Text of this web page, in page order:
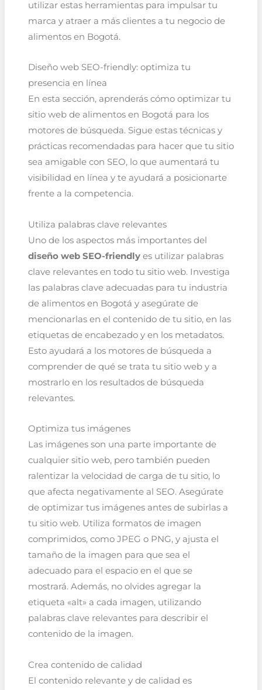
utilizar estas herramientas para impulsar tu
marca y atraer a más clientes a tu negocio de
alimentos en Bogotá.
Diseño web SEO-friendly: optimiza tu
presencia en línea
En esta sección, aprenderás cómo optimizar tu
sitio web de alimentos en Bogotá para los
motores de búsqueda. Sigue estas técnicas y
prácticas recomendadas para hacer que tu sitio
sea amigable con SEO, lo que aumentará tu
visibilidad en línea y te ayudará a posicionarte
frente a la competencia.
Utiliza palabras clave relevantes
Uno de los aspectos más importantes del
diseño web SEO-friendlyes utilizar palabras
clave relevantes en todo tu sitio web. Investiga
las palabras clave adecuadas para tu industria
de alimentos en Bogotá y asegúrate de
mencionarlas en el contenido de tu sitio, en las
etiquetas de encabezado y en los metadatos.
Esto ayudará a los motores de búsqueda a
comprender de qué se trata tu sitio web y a
mostrarlo en los resultados de búsqueda
relevantes.
Optimiza tus imágenes
Las imágenes son una parte importante de
cualquier sitio web, pero también pueden
ralentizar la velocidad de carga de tu sitio, lo
que afecta negativamente al SEO. Asegúrate
de optimizar tus imágenes antes de subirlas a
tu sitio web. Utiliza formatos de imagen
comprimidos, como JPEG o PNG, y ajusta el
tamaño de la imagen para que sea el
adecuado para el espacio en el que se
mostrará. Además, no olvides agregar la
etiqueta «alt» a cada imagen, utilizando
palabras clave relevantes para describir el
contenido de la imagen.
Crea contenido de calidad
El contenido relevante y de calidad es